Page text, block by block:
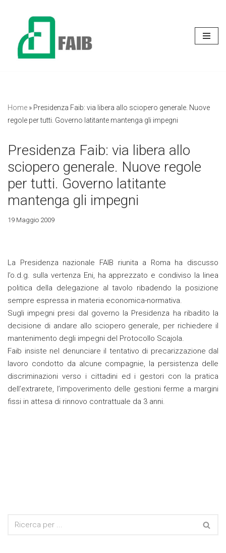
contenuto
Home » Presidenza Faib: via libera allo sciopero generale. Nuove
regole per tutti. Governo latitante mantenga gli impegni
Presidenza Faib: via libera allo
sciopero generale. Nuove regole
per tutti. Governo latitante
mantenga gli impegni
19 Maggio 2009
La Presidenza nazionale FAIB riunita a Roma ha discusso
l’o.d.g. sulla vertenza Eni, ha apprezzato e condiviso la linea
politica della delegazione al tavolo ribadendo la posizione
sempre espressa in materia economica-normativa.
Sugli impegni presi dal governo la Presidenza ha ribadito la
decisione di andare allo sciopero generale, per richiedere il
mantenimento degli impegni del Protocollo Scajola.
Faib insiste nel denunciare il tentativo di precarizzazione dal
lavoro condotto da alcune compagnie, la persistenza delle
discriminazioni verso i cittadini ed i gestori con la pratica
dell’extrarete, l’impoverimento delle gestioni ferme a margini
fissi in attesa di rinnovo contrattuale da 3 anni.